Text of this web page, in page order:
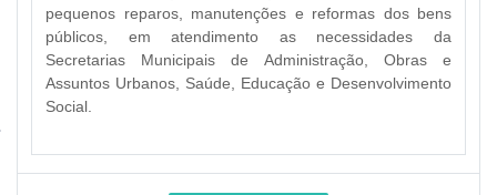
pequenos reparos, manutenções e reformas dos bens
públicos , em atendimento as necessidades da
Secretarias Municipais de Administração, Obras e
Assuntos Urbanos, Saúde, Educação e Desenvolvimento
Social.